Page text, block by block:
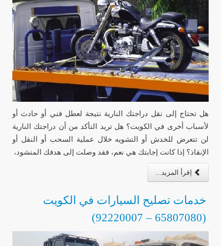
هل تحتاج إلى نقل دراجتك النارية نتيجة لعطل فني أو حادث أو
لأسباب أخرى في الكويت؟ هل تريد التأكد من أن دراجتك النارية
لن تتعرض للخدش أو التشويه خلال عملية السحب أو النقل أو
الإنقاذ؟ إذا كانت إجابتك هي نعم، فقد وصلت إلى هدفك المنشود،
اِقرأ المزيد...
خدمات تصليح السيارات في الكويت
(65807080 – 92220007)